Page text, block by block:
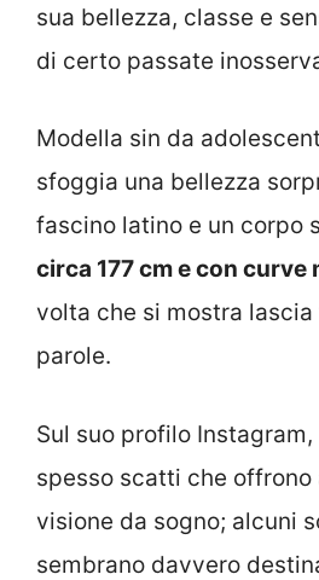
sua bellezza, classe e
di certo passate
Modella sin da
sfoggia una bellezza
fascino latino e un corpo
circa 177 cm e con curve
volta che si mostra
parole.
Sul suo profilo
spesso scatti che offrono
visione da sogno; alcuni
sembrano davvero